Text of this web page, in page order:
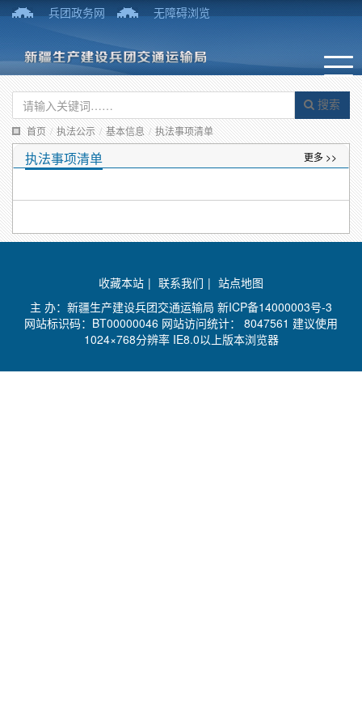
兵团政务网 无障碍浏览
搜索
首页 / 执法公示 / 基本信息 / 执法事项清单
执法事项清单 更多 >>
收藏本站 | 联系我们 | 站点地图
主 办：新疆生产建设兵团交通运输局 新ICP备14000003号-3
网站标识码：BT00000046 网站访问统计： 8047561 建议使用
1024×768分辨率 IE8.0以上版本浏览器